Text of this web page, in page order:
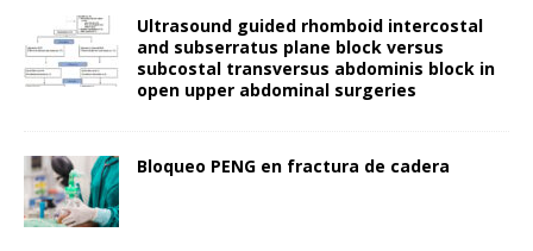
Ultrasound guided rhomboid intercostal
and subserratus plane block versus
subcostal transversus abdominis block in
open upper abdominal surgeries
Bloqueo PENG en fractura de cadera